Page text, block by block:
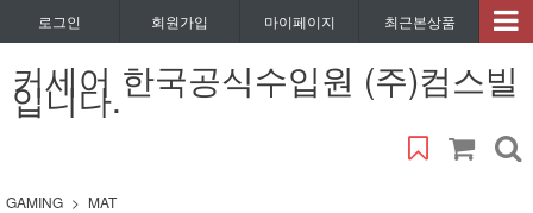
로그인 회원가입 마이페이지 최근본상품
커세어 한국공식수입원 (주)컴스빌
입니다.
GAMING MAT